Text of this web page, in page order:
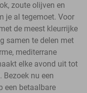
zoute olijven en
je al tegemoet. Voor
de meest kleurrijke
samen te delen met
mediterrane
elke avond uit tot
Bezoek nu een
een betaalbare